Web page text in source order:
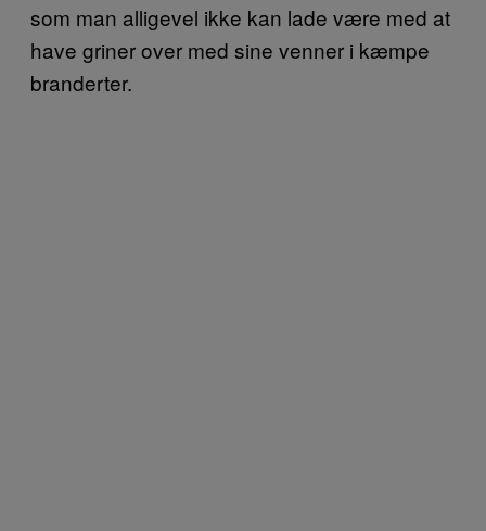
som man alligevel ikke kan lade være med at
have griner over med sine venner i kæmpe
branderter.